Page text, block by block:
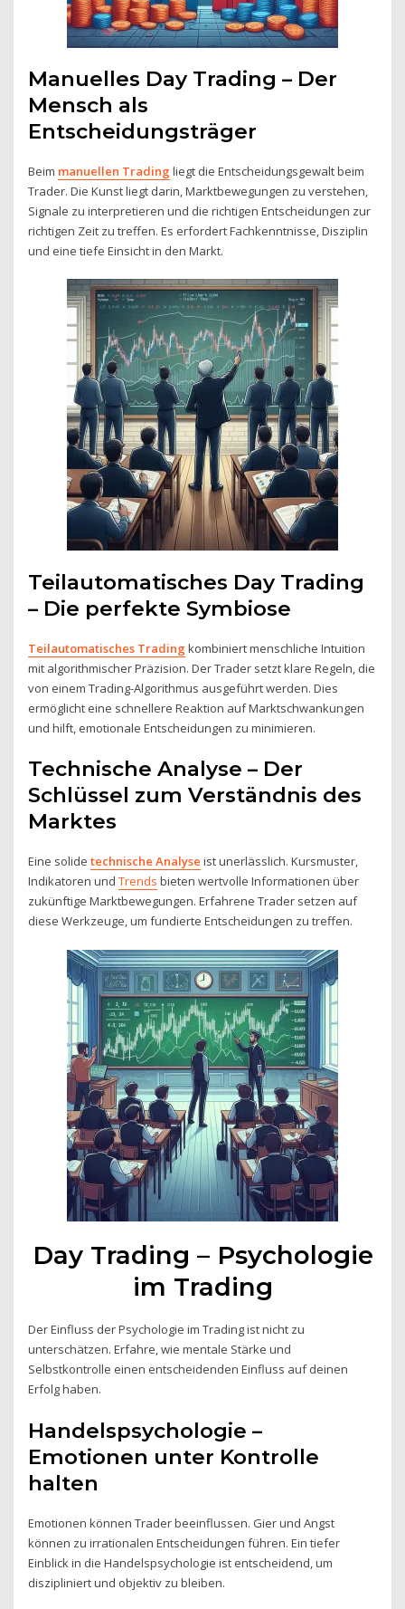
Manuelles Day Trading – Der
Mensch als
Entscheidungsträger
Beim manuellen Trading liegt die Entscheidungsgewalt beim
Trader. Die Kunst liegt darin, Marktbewegungen zu verstehen,
Signale zu interpretieren und die richtigen Entscheidungen zur
richtigen Zeit zu treffen. Es erfordert Fachkenntnisse, Disziplin
und eine tiefe Einsicht in den Markt.
Teilautomatisches Day Trading
– Die perfekte Symbiose
Teilautomatisches Trading kombiniert menschliche Intuition
mit algorithmischer Präzision. Der Trader setzt klare Regeln, die
von einem Trading-Algorithmus ausgeführt werden. Dies
ermöglicht eine schnellere Reaktion auf Marktschwankungen
und hilft, emotionale Entscheidungen zu minimieren.
Technische Analyse – Der
Schlüssel zum Verständnis des
Marktes
Eine solidetechnische Analyse ist unerlässlich. Kursmuster,
Indikatoren undTrends bieten wertvolle Informationen über
zukünftige Marktbewegungen. Erfahrene Trader setzen auf
diese Werkzeuge, um fundierte Entscheidungen zu treffen.
Day Trading – Psychologie
im Trading
Der Einfluss der Psychologie im Trading ist nicht zu
unterschätzen. Erfahre, wie mentale Stärke und
Selbstkontrolle einen entscheidenden Einfluss auf deinen
Erfolg haben.
Handelspsychologie –
Emotionen unter Kontrolle
halten
Emotionen können Trader beeinflussen. Gier und Angst
können zu irrationalen Entscheidungen führen. Ein tiefer
Einblick in die Handelspsychologie ist entscheidend, um
diszipliniert und objektiv zu bleiben.